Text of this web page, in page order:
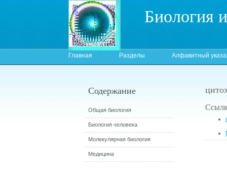
Биология
Главная Разделы Алфавитный
Содержание
Общая биология
Биология человека
Молекулярная биология
Медицина